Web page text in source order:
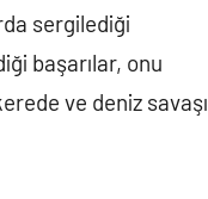
sergilediği
başarılar, onu
ve deniz savaşı